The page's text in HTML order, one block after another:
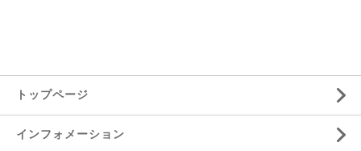
トップページ
インフォメーション